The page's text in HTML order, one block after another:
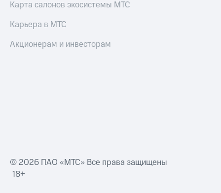
Карта салонов экосистемы МТС
Карьера в МТС
Акционерам и инвесторам
© 2026 ПАО «МТС» Все права защищены
18+